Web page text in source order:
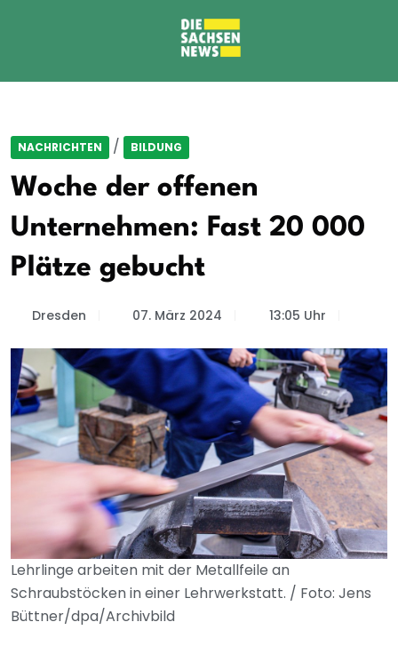
NACHRICHTEN / BILDUNG
Woche der offenen
Unternehmen: Fast 20 000
Plätze gebucht
Dresden 07. März 2024 13:05 Uhr
Lehrlinge arbeiten mit der Metallfeile an
Schraubstöcken in einer Lehrwerkstatt. / Foto: Jens
Büttner/dpa/Archivbild